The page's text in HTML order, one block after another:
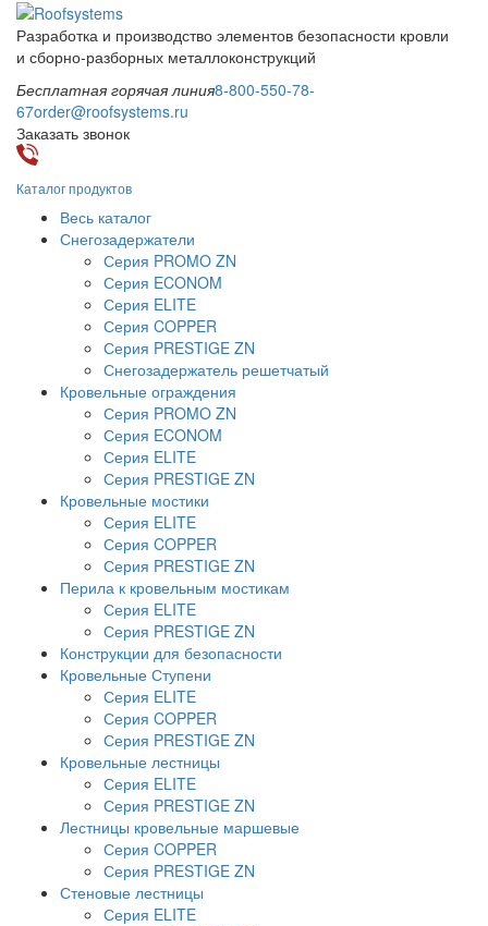
Разработка и производство элементов безопасности кровли
и сборно-разборных металлоконструкций
Бесплатная горячая линия8-800-550-78-
67order@roofsystems.ru
Заказать звонок
Каталог продуктов
Весь каталог
Снегозадержатели
Серия PROMO ZN
Серия ECONOM
Серия ELITE
Серия COPPER
Серия PRESTIGE ZN
Снегозадержатель решетчатый
Кровельные ограждения
Серия PROMO ZN
Серия ECONOM
Серия ELITE
Серия PRESTIGE ZN
Кровельные мостики
Серия ELITE
Серия COPPER
Серия PRESTIGE ZN
Перила к кровельным мостикам
Серия ELITE
Серия PRESTIGE ZN
Конструкции для безопасности
Кровельные Ступени
Серия ELITE
Серия COPPER
Серия PRESTIGE ZN
Кровельные лестницы
Серия ELITE
Серия PRESTIGE ZN
Лестницы кровельные маршевые
Серия COPPER
Серия PRESTIGE ZN
Стеновые лестницы
Серия ELITE